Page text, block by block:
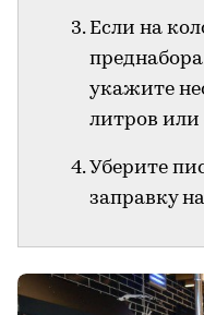
Если на
укажите
литров
Уберите
заправку